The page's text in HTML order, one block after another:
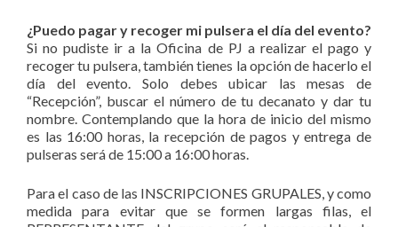
¿Puedo pagar y recoger mi pulsera el día del evento?
Si no pudiste ir a la Oficina de PJ a realizar el pago y
recoger tu pulsera, también tienes la opción de hacerlo el
día del evento. Solo debes ubicar las mesas de
“Recepción”, buscar el número de tu decanato y dar tu
nombre. Contemplando que la hora de inicio del mismo
es las 16:00 horas, la recepción de pagos y entrega de
pulseras será de 15:00 a 16:00 horas.
Para el caso de las INSCRIPCIONES GRUPALES, y como
medida para evitar que se formen largas filas, el